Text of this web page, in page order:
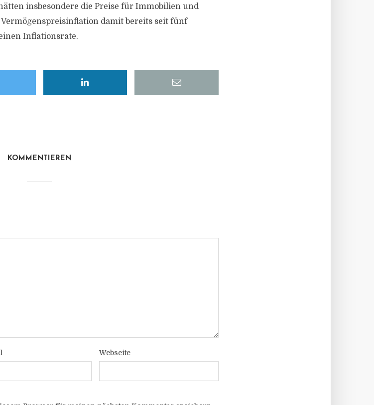
insbesondere die Preise für Immobilien und
damit bereits seit fünf
Inflationsrate.
KOMMENTIEREN
Webseite